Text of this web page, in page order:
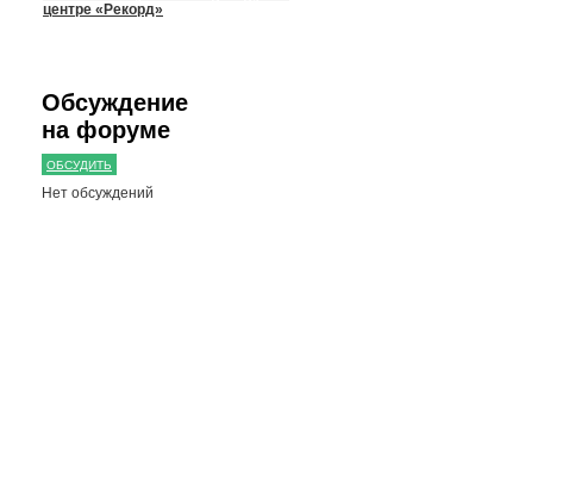
центре «Рекорд»
Обсуждение
на форуме
ОБСУДИТЬ
Нет обсуждений